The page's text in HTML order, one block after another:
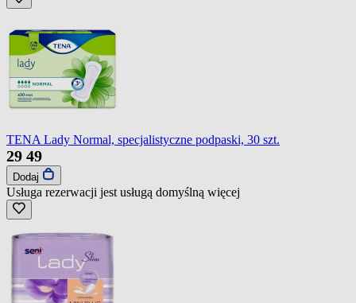
TENA Lady Normal, specjalistyczne podpaski, 30 szt.
29 49
Dodaj
Usługa rezerwacji jest usługą domyślną więcej